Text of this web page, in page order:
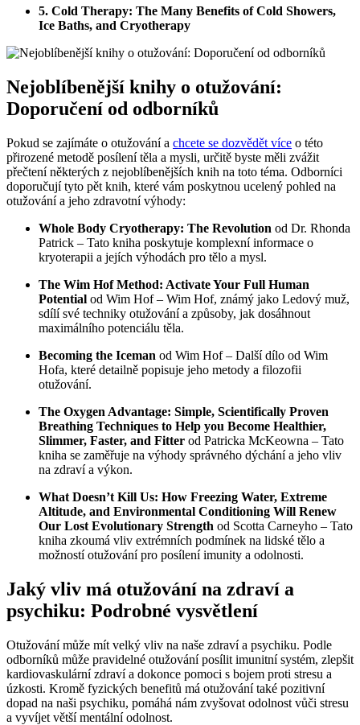
5. Cold Therapy: The Many Benefits of Cold Showers,
Ice Baths, and Cryotherapy
Nejoblíbenější knihy o otužování:
Doporučení od odborníků
Pokud se zajímáte o otužování a chcete se dozvědět více o této
přirozené metodě posílení těla a mysli, určitě byste měli zvážit
přečtení některých z nejoblíbenějších knih na toto téma. Odborníci
doporučují tyto pět knih, které vám poskytnou ucelený pohled na
otužování a jeho zdravotní výhody:
Whole Body Cryotherapy: The Revolution od Dr. Rhonda
Patrick – Tato kniha poskytuje komplexní informace o
kryoterapii a jejích výhodách pro tělo a mysl.
The Wim Hof Method: Activate Your Full Human
Potential od Wim Hof – Wim Hof, známý jako Ledový muž,
sdílí své techniky otužování a způsoby, jak dosáhnout
maximálního potenciálu těla.
Becoming the Iceman od Wim Hof – Další dílo od Wim
Hofa, které detailně popisuje jeho metody a filozofii
otužování.
The Oxygen Advantage: Simple, Scientifically Proven
Breathing Techniques to Help you Become Healthier,
Slimmer, Faster, and Fitter od Patricka McKeowna – Tato
kniha se zaměřuje na výhody správného dýchání a jeho vliv
na zdraví a výkon.
What Doesn’t Kill Us: How Freezing Water, Extreme
Altitude, and Environmental Conditioning Will Renew
Our Lost Evolutionary Strength od Scotta Carneyho – Tato
kniha zkoumá vliv extrémních podmínek na lidské tělo a
možností otužování pro posílení imunity a odolnosti.
Jaký vliv má otužování na zdraví a
psychiku: Podrobné vysvětlení
Otužování může mít velký vliv na naše zdraví a psychiku. Podle
odborníků může pravidelné otužování posílit imunitní systém, zlepšit
kardiovaskulární zdraví a dokonce pomoci s bojem proti stresu a
úzkosti. Kromě fyzických benefitů má otužování také pozitivní
dopad na naši psychiku, pomáhá nám zvyšovat odolnost vůči stresu
a vyvíjet větší mentální odolnost.